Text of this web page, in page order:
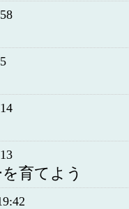
育てよう